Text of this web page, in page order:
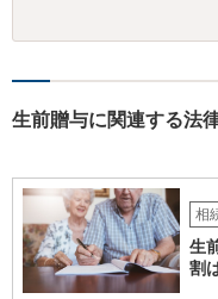
生前贈与に関連する法
相
生
割